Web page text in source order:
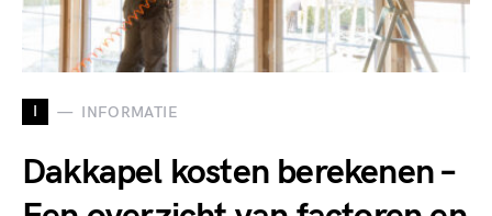
I INFORMATIE
Dakkapel kosten berekenen –